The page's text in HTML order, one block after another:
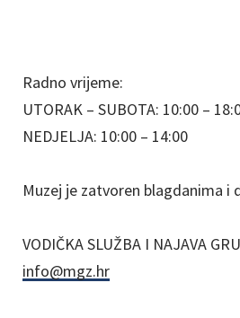
Radno vrijeme:
UTORAK – SUBOTA: 10:00 –
NEDJELJA: 10:00 – 14:00
Muzej je zatvoren blagdanima i
VODIČKA SLUŽBA I NAJAVA
info@mgz.hr